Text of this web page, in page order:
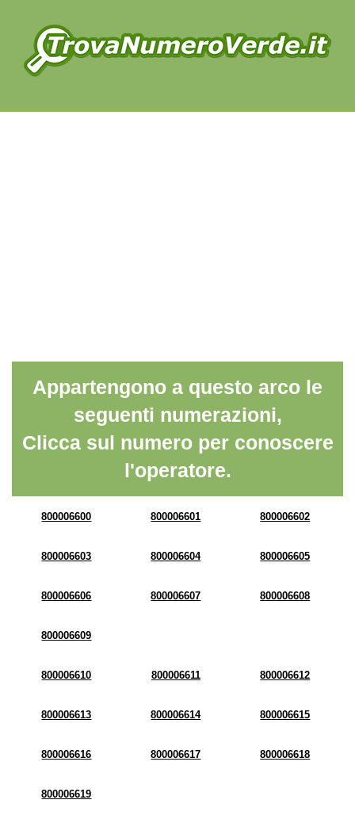
Appartengono a questo arco le
seguenti numerazioni,
Clicca sul numero per conoscere
l'operatore.
800006600 800006601 800006602
800006603 800006604 800006605
800006606 800006607 800006608
800006609
800006610 800006611 800006612
800006613 800006614 800006615
800006616 800006617 800006618
800006619